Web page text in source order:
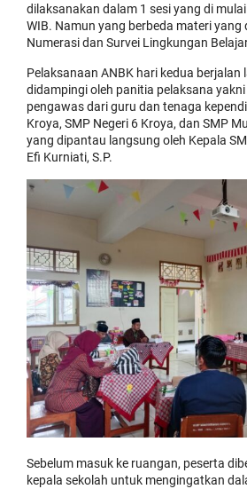
dilaksanakan dalam 1 sesi yang di
WIB. Namun yang berbeda materi yang
Numerasi dan Survei Lingkungan
Pelaksanaan ANBK hari kedua berjalan
didampingi oleh panitia pelaksana
pengawas dari guru dan tenaga
Kroya, SMP Negeri 6 Kroya, dan SMP
yang dipantau langsung oleh Kepala
Efi Kurniati, S.P.
Sebelum masuk ke ruangan, peserta
kepala sekolah untuk mengingatkan